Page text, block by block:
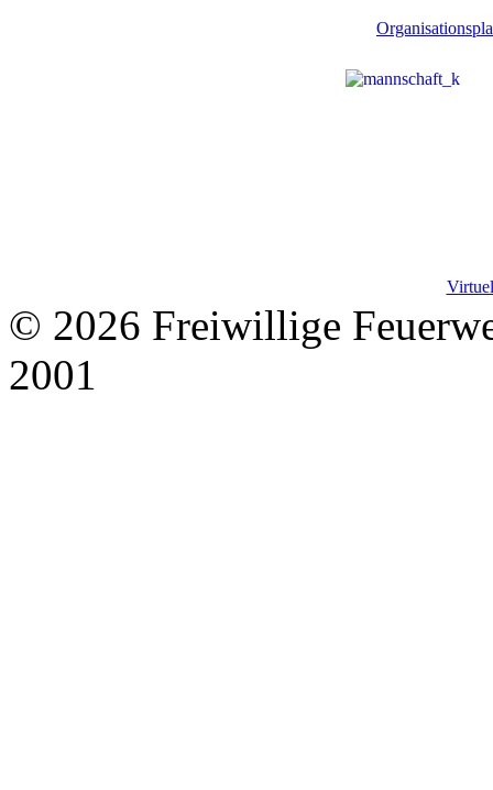
© 2026 Freiwillige
2001